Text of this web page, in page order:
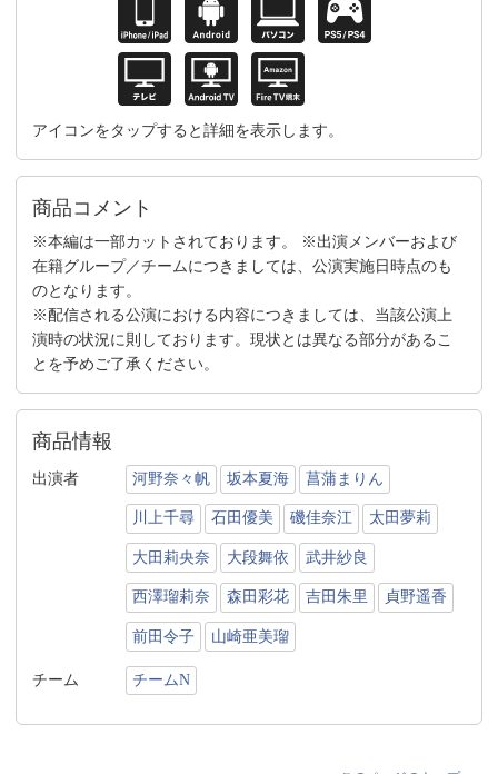
アイコンをタップすると詳細を表示します。
商品コメント
※本編は一部カットされております。 ※出演メンバーおよび
在籍グループ／チームにつきましては、公演実施日時点のも
のとなります。
※配信される公演における内容につきましては、当該公演上
演時の状況に則しております。現状とは異なる部分があるこ
とを予めご了承ください。
商品情報
出演者 河野奈々帆 坂本夏海 菖蒲まりん
川上千尋 石田優美 磯佳奈江 太田夢莉
大田莉央奈 大段舞依 武井紗良
西澤瑠莉奈 森田彩花 吉田朱里 貞野遥香
前田令子 山崎亜美瑠
チーム チームN